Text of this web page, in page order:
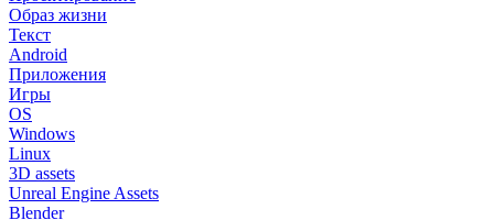
Образ жизни
Текст
Android
Приложения
Игры
OS
Windows
Linux
3D assets
Unreal Engine Assets
Blender